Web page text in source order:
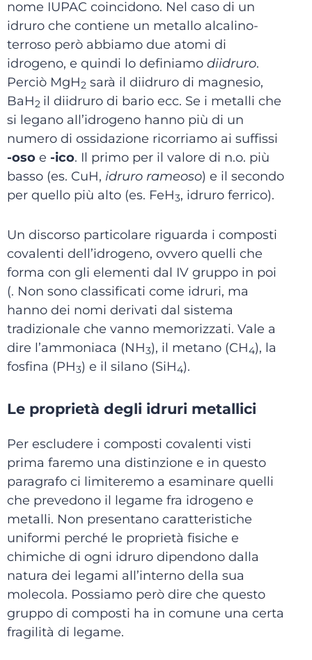
nome IUPAC coincidono. Nel caso di un
idruro che contiene un metallo alcalino-
terroso però abbiamo due atomi di
idrogeno, e quindi lo definiamo diidruro.
Perciò MgH2 sarà il diidruro di magnesio,
BaH2 il diidruro di bario ecc. Se i metalli che
si legano all’idrogeno hanno più di un
numero di ossidazione ricorriamo ai suffissi
-oso e -ico. Il primo per il valore di n.o. più
basso (es. CuH, idruro rameoso) e il secondo
per quello più alto (es. FeH3, idruro ferrico).
Un discorso particolare riguarda i composti
covalenti dell’idrogeno, ovvero quelli che
forma con gli elementi dal IV gruppo in poi
(. Non sono classificati come idruri, ma
hanno dei nomi derivati dal sistema
tradizionale che vanno memorizzati. Vale a
dire l’ammoniaca (NH3), il metano (CH4), la
fosfina (PH3) e il silano (SiH4).
Le proprietà degli idruri metallici
Per escludere i composti covalenti visti
prima faremo una distinzione e in questo
paragrafo ci limiteremo a esaminare quelli
che prevedono il legame fra idrogeno e
metalli. Non presentano caratteristiche
uniformi perché le proprietà fisiche e
chimiche di ogni idruro dipendono dalla
natura dei legami all’interno della sua
molecola. Possiamo però dire che questo
gruppo di composti ha in comune una certa
fragilità di legame.